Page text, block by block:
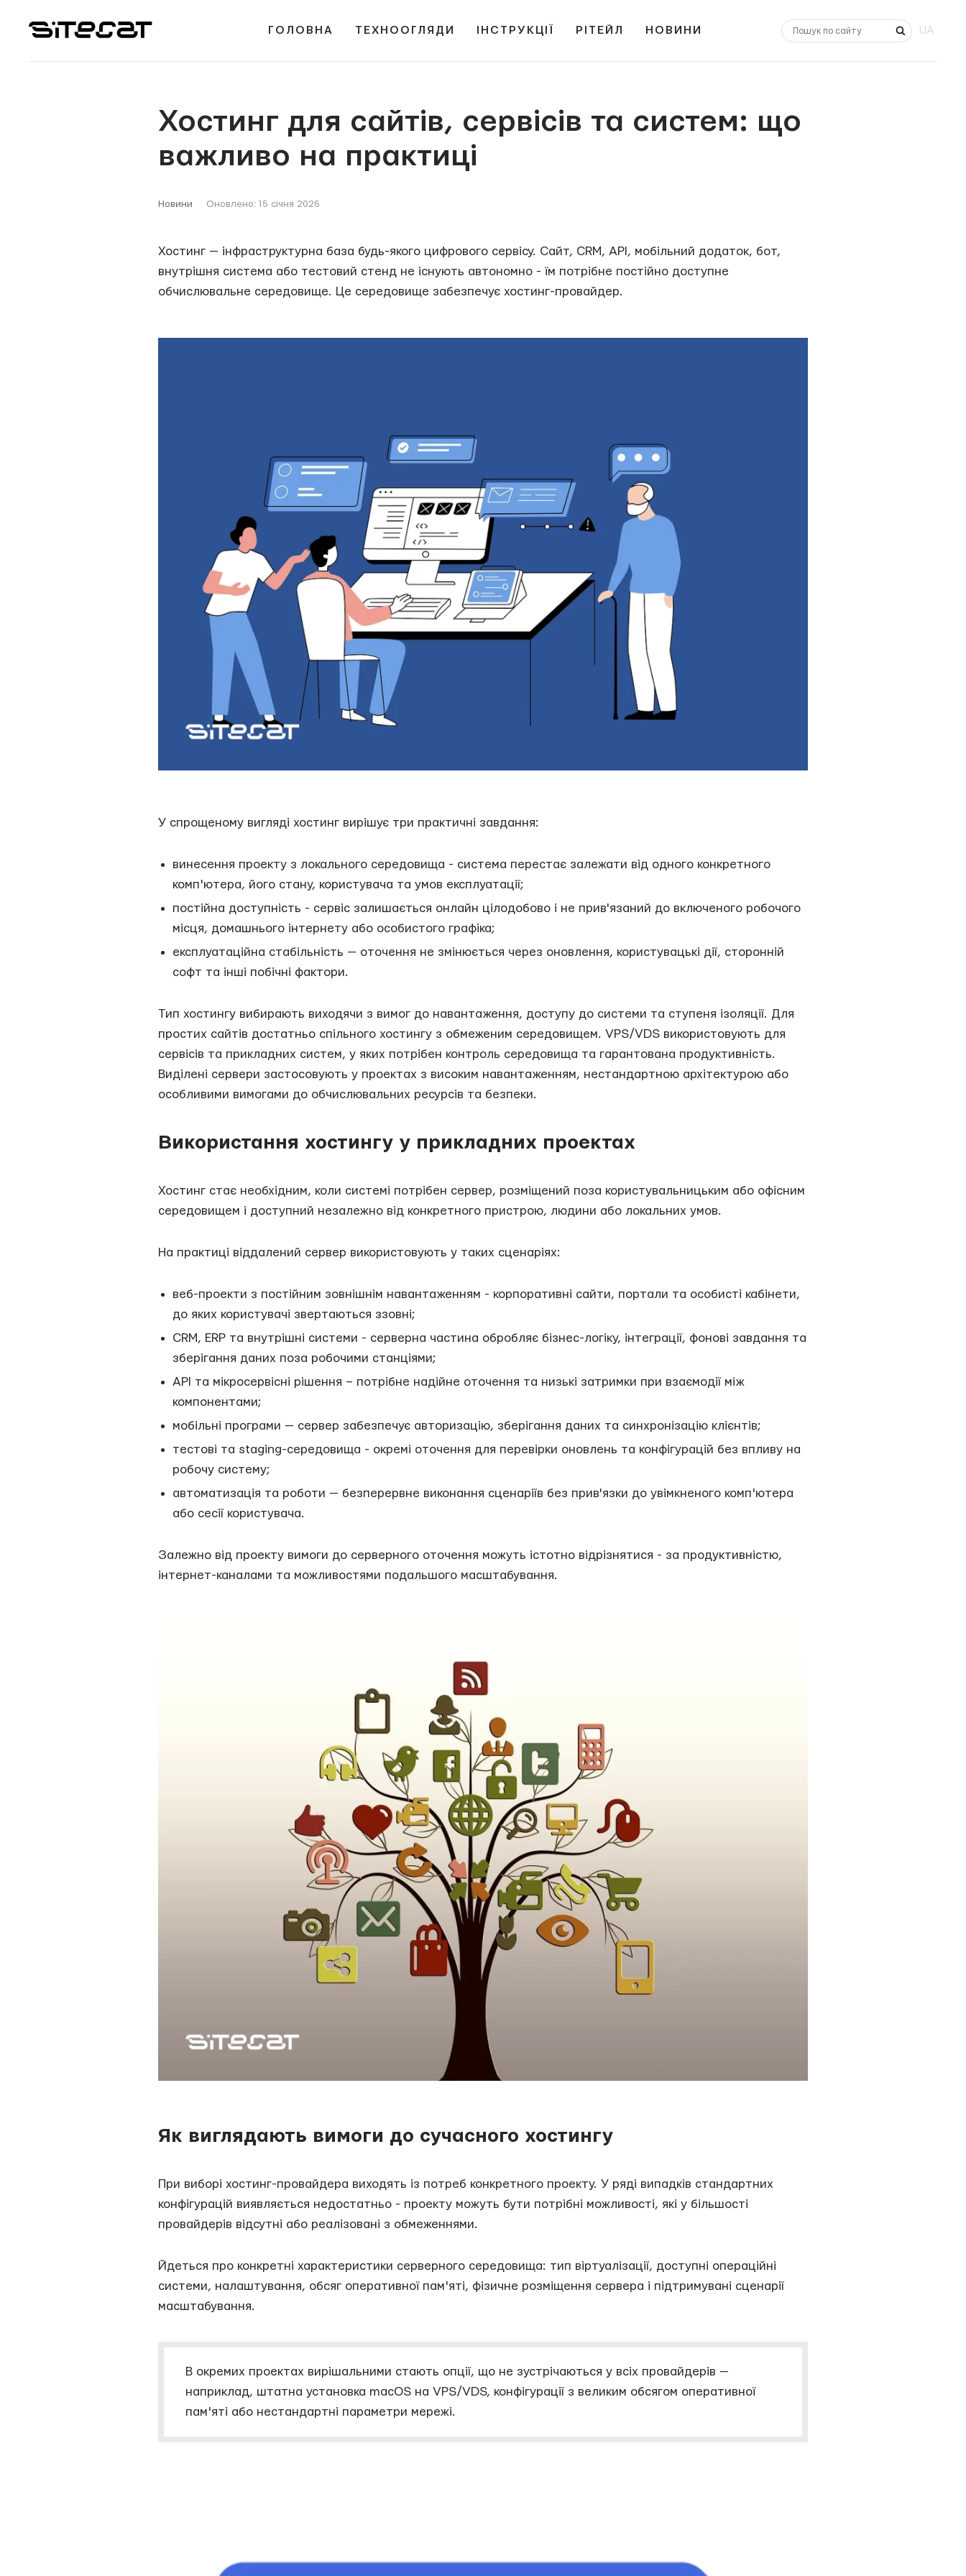
ГОЛОВНА ТЕХНООГЛЯДИ ІНСТРУКЦІЇ РІТЕЙЛ НОВИНИ UA
Хостинг для сайтів, сервісів та систем: що
важливо на практиці
Новини Оновлено: 15 січня 2026
Хостинг — інфраструктурна база будь-якого цифрового сервісу. Сайт, CRM, API, мобільний додаток, бот,
внутрішня система або тестовий стенд не існують автономно - їм потрібне постійно доступне
обчислювальне середовище. Це середовище забезпечує хостинг-провайдер.
У спрощеному вигляді хостинг вирішує три практичні завдання:
винесення проекту з локального середовища - система перестає залежати від одного конкретного
комп'ютера, його стану, користувача та умов експлуатації;
постійна доступність - сервіс залишається онлайн цілодобово і не прив'язаний до включеного робочого
місця, домашнього інтернету або особистого графіка;
експлуатаційна стабільність — оточення не змінюється через оновлення, користувацькі дії, сторонній
софт та інші побічні фактори.
Тип хостингу вибирають виходячи з вимог до навантаження, доступу до системи та ступеня ізоляції. Для
простих сайтів достатньо спільного хостингу з обмеженим середовищем. VPS/VDS використовують для
сервісів та прикладних систем, у яких потрібен контроль середовища та гарантована продуктивність.
Виділені сервери застосовують у проектах з високим навантаженням, нестандартною архітектурою або
особливими вимогами до обчислювальних ресурсів та безпеки.
Використання хостингу у прикладних проектах
Хостинг стає необхідним, коли системі потрібен сервер, розміщений поза користувальницьким або офісним
середовищем і доступний незалежно від конкретного пристрою, людини або локальних умов.
На практиці віддалений сервер використовують у таких сценаріях:
веб-проекти з постійним зовнішнім навантаженням - корпоративні сайти, портали та особисті кабінети,
до яких користувачі звертаються ззовні;
CRM, ERP та внутрішні системи - серверна частина обробляє бізнес-логіку, інтеграції, фонові завдання та
зберігання даних поза робочими станціями;
API та мікросервісні рішення – потрібне надійне оточення та низькі затримки при взаємодії між
компонентами;
мобільні програми — сервер забезпечує авторизацію, зберігання даних та синхронізацію клієнтів;
тестові та staging-середовища - окремі оточення для перевірки оновлень та конфігурацій без впливу на
робочу систему;
автоматизація та роботи — безперервне виконання сценаріїв без прив'язки до увімкненого комп'ютера
або сесії користувача.
Залежно від проекту вимоги до серверного оточення можуть істотно відрізнятися - за продуктивністю,
інтернет-каналами та можливостями подальшого масштабування.
Як виглядають вимоги до сучасного хостингу
При виборі хостинг-провайдера виходять із потреб конкретного проекту. У ряді випадків стандартних
конфігурацій виявляється недостатньо - проекту можуть бути потрібні можливості, які у більшості
провайдерів відсутні або реалізовані з обмеженнями.
Йдеться про конкретні характеристики серверного середовища: тип віртуалізації, доступні операційні
системи, налаштування, обсяг оперативної пам'яті, фізичне розміщення сервера і підтримувані сценарії
масштабування.
В окремих проектах вирішальними стають опції, що не зустрічаються у всіх провайдерів —
наприклад, штатна установка macOS на VPS/VDS, конфігурації з великим обсягом оперативної
пам'яті або нестандартні параметри мережі.